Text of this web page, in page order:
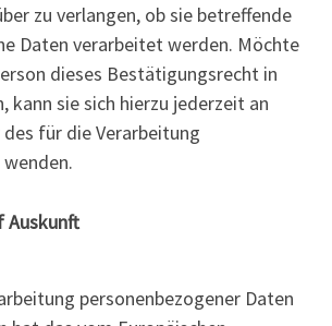
zu verlangen, ob sie betreffende
Daten verarbeitet werden. Möchte
dieses Bestätigungsrecht in
kann sie sich hierzu jederzeit an
für die Verarbeitung
Auskunft
personenbezogener Daten